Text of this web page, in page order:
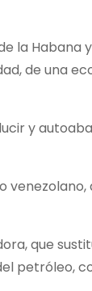
la Habana
de una
y
venezolano,
que
petróleo,